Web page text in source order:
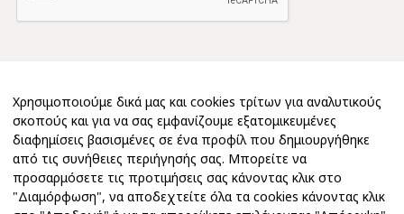
Χρησιμοποιούμε δικά μας και cookies τρίτων για αναλυτικούς
σκοπούς και για να σας εμφανίζουμε εξατομικευμένες
διαφημίσεις βασισμένες σε ένα προφίλ που δημιουργήθηκε
από τις συνήθειες περιήγησής σας. Μπορείτε να
προσαρμόσετε τις προτιμήσεις σας κάνοντας κλικ στο
"Διαμόρφωση", να αποδεχτείτε όλα τα cookies κάνοντας κλικ